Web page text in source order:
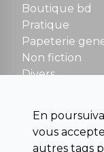
NOUS
contact@la-
Boutique bd
Pratique
Papeterie
Non fiction
Divers
Para scolaire
Histoire
En
vous
autres tags